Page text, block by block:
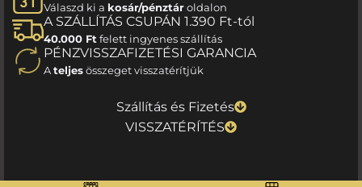
Válaszd ki a kosár/pénztároldalon
A SZÁLLÍTÁS CSUPÁN 1.390 Ft-tól
40.000 Ftfelett ingyenes szállítás
PÉNZVISSZAFIZETÉSI GARANCIA
Ateljesösszeget visszatérítjük
Szállítás és Fizetés
VISSZATÉRÍTÉS